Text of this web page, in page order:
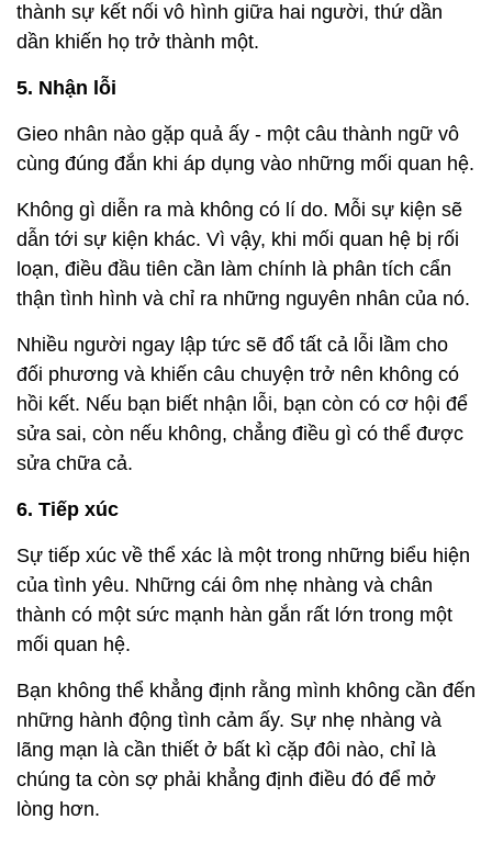
thành sự kết nối vô hình giữa hai người, thứ dần
dần khiến họ trở thành một.
5. Nhận lỗi
Gieo nhân nào gặp quả ấy - một câu thành ngữ vô
cùng đúng đắn khi áp dụng vào những mối quan hệ.
Không gì diễn ra mà không có lí do. Mỗi sự kiện sẽ
dẫn tới sự kiện khác. Vì vậy, khi mối quan hệ bị rối
loạn, điều đầu tiên cần làm chính là phân tích cẩn
thận tình hình và chỉ ra những nguyên nhân của nó.
Nhiều người ngay lập tức sẽ đổ tất cả lỗi lầm cho
đối phương và khiến câu chuyện trở nên không có
hồi kết. Nếu bạn biết nhận lỗi, bạn còn có cơ hội để
sửa sai, còn nếu không, chẳng điều gì có thể được
sửa chữa cả.
6. Tiếp xúc
Sự tiếp xúc về thể xác là một trong những biểu hiện
của tình yêu. Những cái ôm nhẹ nhàng và chân
thành có một sức mạnh hàn gắn rất lớn trong một
mối quan hệ.
Bạn không thể khẳng định rằng mình không cần đến
những hành động tình cảm ấy. Sự nhẹ nhàng và
lãng mạn là cần thiết ở bất kì cặp đôi nào, chỉ là
chúng ta còn sợ phải khẳng định điều đó để mở
lòng hơn.